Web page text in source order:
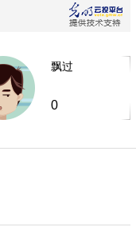
飘过
0